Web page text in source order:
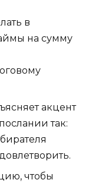
в
на сумму
акцент
так:
чтобы